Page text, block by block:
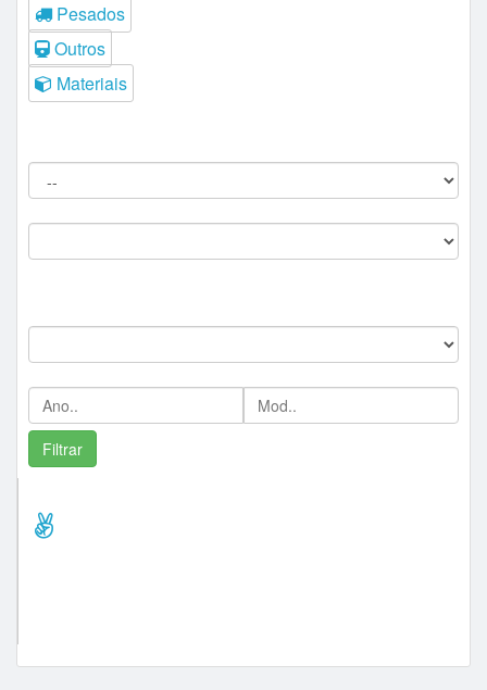
Pesados
Outros
Materiais